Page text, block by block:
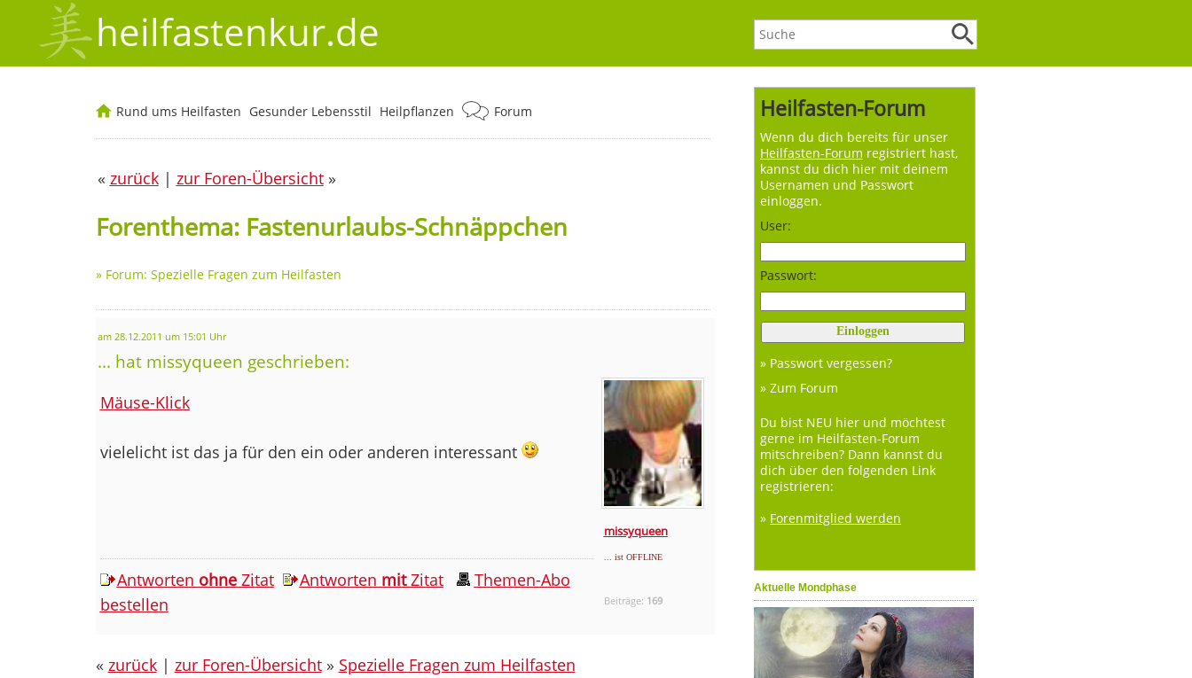
heilfastenkur.de
Heilfasten-Forum
Wenn du dich bereits für unser
Heilfasten-Forum registriert hast,
kannst du dich hier mit deinem
Usernamen und Passwort
einloggen.
User:
Passwort:
» Passwort vergessen?
» Zum Forum
Du bist NEU hier und möchtest
gerne im Heilfasten-Forum
mitschreiben? Dann kannst du
dich über den folgenden Link
registrieren:
» Forenmitglied werden
Aktuelle Mondphase
Rund ums Heilfasten Gesunder Lebensstil Heilpflanzen Forum
« zurück| zur Foren-Übersicht»
Forenthema: Fastenurlaubs-Schnäppchen
» Forum: Spezielle Fragen zum Heilfasten
am 28.12.2011 um 15:01 Uhr
... hat missyqueen geschrieben:
missyqueen
... ist OFFLINE
Beiträge: 169
Mäuse-Klick
vielelicht ist das ja für den ein oder anderen interessant
Antworten ohneZitat Antworten mitZitat
Themen-Abo
bestellen
« zurück| zur Foren-Übersicht» Spezielle Fragen zum Heilfasten